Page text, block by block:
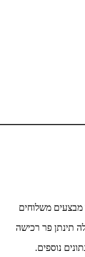
מבצעים משלוחים
תינתן פר רכישה
נוספים.